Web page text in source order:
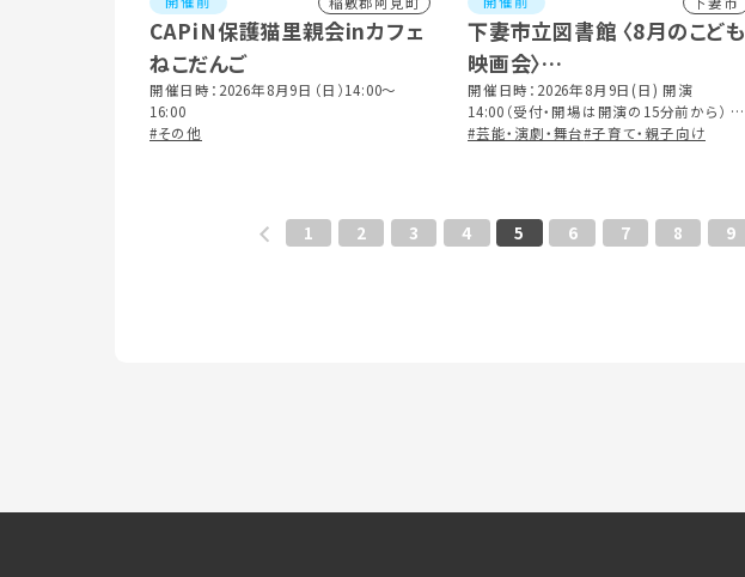
CAPiN保護猫里親会inカフェ
ねこだんご
開催日時：2026年8月9日（日）14:00〜
16:00
#その他
下妻市立図書館 〈8月のこども
映画会〉
ふしぎ駄菓子屋 銭天堂 10巻
その名は「銭天堂」他 全10話
開催日時：2026年8月9日(日) 開演
14:00（受付・開場は開演の15分前から） ※
上映時間 90分
#芸能・演劇・舞台#子育て・親子向け
1 2 3 4 5 6 7 8 9